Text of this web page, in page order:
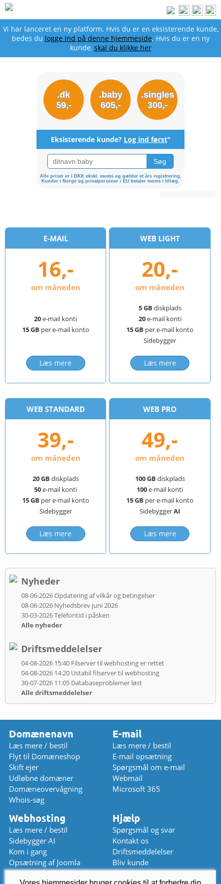
Vi har lanceret en ny platform. Hvis du er en eksisterende kunde,
bedes du logge ind på denne hjemmeside. Hvis du er en ny
kunde, skal du klikke her
.dk
59,-
.baby
605,-
.singles
300,-
Eksisterende kunde? Log ind først"
Alle priser er i DKK ekskl. moms og gælder et års registrering.
Kunder i Norge og privatpersoner i EU betaler moms i tillæg.
E-MAIL
16,-
om måneden
20e-mail konti
15 GB per e-mail konto
Læs mere
WEB LIGHT
20,-
om måneden
5 GB diskplads
20e-mail konti
15 GB per e-mail konto
Sidebygger
Læs mere
WEB STANDARD
39,-
om måneden
20 GB diskplads
50e-mail konti
15 GB per e-mail konto
Sidebygger
Læs mere
WEB PRO
49,-
om måneden
100 GB diskplads
100e-mail konti
15 GB per e-mail konto
SidebyggerAI
Læs mere
Nyheder
08-06-2026Opdatering af vilkår og betingelser
08-06-2026Nyhedsbrev juni 2026
30-03-2026Telefontid i påsken
Alle nyheder
Driftsmeddelelser
04-08-2026 15:40Filserver til webhosting er rettet
04-08-2026 14:20Ustabil filserver til webhosting
30-07-2026 11:05Databaseproblemer løst
Alle driftsmeddelelser
Domænenavn
Læs mere / bestil
Flyt til Domæneshop
Skift ejer
Udløbne domæner
Domæneovervågning
Whois-søg
E-mail
Læs mere / bestil
E-mail opsætning
Spørgsmål om e-mail
Webmail
Microsoft 365
Webhosting
Læs mere / bestil
Sidebygger AI
Kom i gang
Opsætning af Joomla
Opsætning af WordPress
Hjælp
Spørgsmål og svar
Kontakt os
Driftsmeddelelser
Bliv kunde
Prisliste